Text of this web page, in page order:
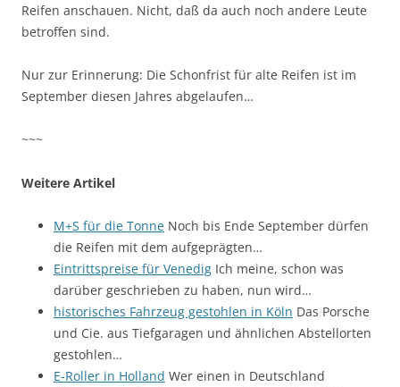
Reifen anschauen. Nicht, daß da auch noch andere Leute
betroffen sind.
Nur zur Erinnerung: Die Schonfrist für alte Reifen ist im
September diesen Jahres abgelaufen…
~~~
Weitere Artikel
M+S für die Tonne Noch bis Ende September dürfen
die Reifen mit dem aufgeprägten…
Eintrittspreise für Venedig Ich meine, schon was
darüber geschrieben zu haben, nun wird…
historisches Fahrzeug gestohlen in Köln Das Porsche
und Cie. aus Tiefgaragen und ähnlichen Abstellorten
gestohlen…
E-Roller in Holland Wer einen in Deutschland